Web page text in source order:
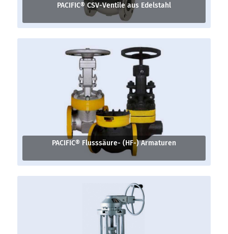
PACIFIC® CSV-Ventile aus Edelstahl
PACIFIC® Flusssäure- (HF-) Armaturen